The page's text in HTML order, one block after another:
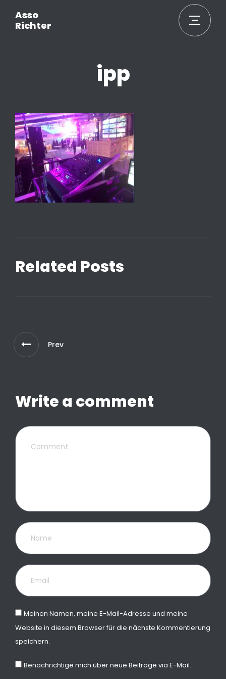
Asso
Richter
ipp
Related Posts
Prev
Write a comment
Meinen Namen, meine E-Mail-Adresse und meine
Website in diesem Browser für die nächste Kommentierung
speichern.
Benachrichtige mich über neue Beiträge via E-Mail.